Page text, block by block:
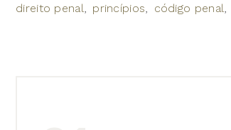
direito penal princípios código penal